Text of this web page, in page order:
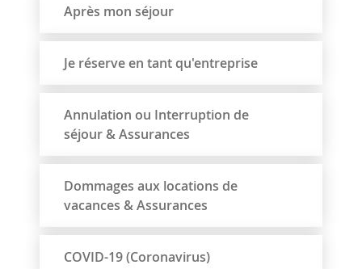
Après mon séjour
Je réserve en tant qu'entreprise
Annulation ou Interruption de
séjour & Assurances
Dommages aux locations de
vacances & Assurances
COVID-19 (Coronavirus)